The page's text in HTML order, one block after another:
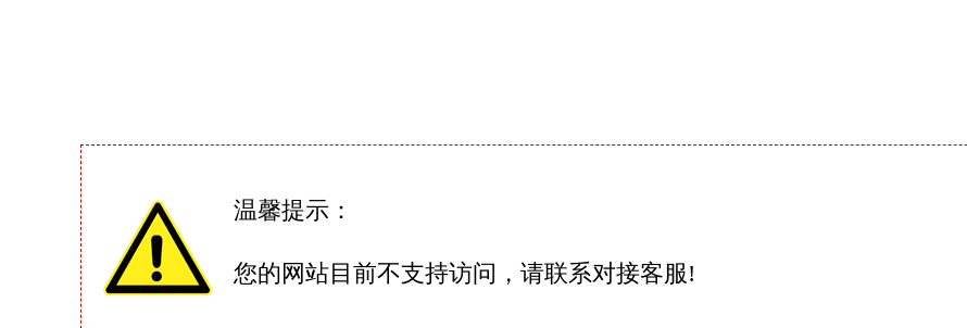
温馨提示：
您的网站目前不支持访问，请联系对接客服!